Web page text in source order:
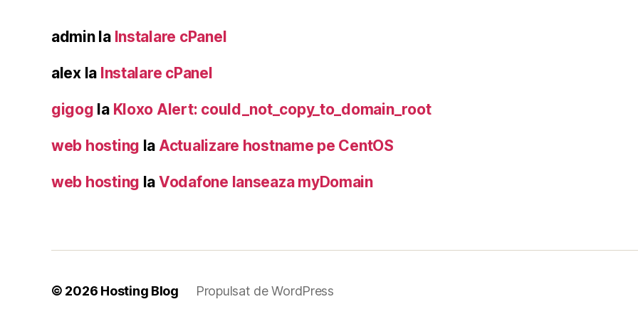
adminla Instalare cPanel
alexla Instalare cPanel
gigog la Kloxo Alert: could_not_copy_to_domain_root
web hosting la Actualizare hostname pe CentOS
web hosting la Vodafone lanseaza myDomain
© 2026 Hosting Blog Propulsat de WordPress